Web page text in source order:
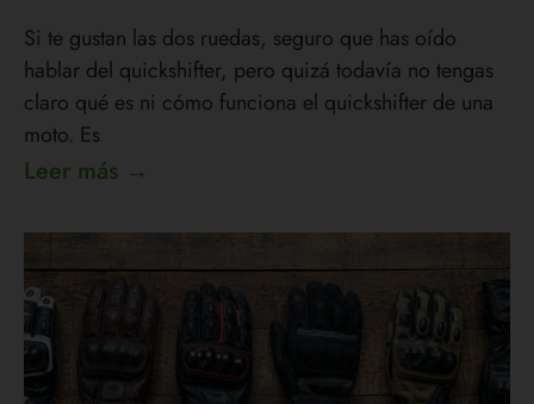
Si te gustan las dos ruedas, seguro que has oído
hablar del quickshifter, pero quizá todavía no tengas
claro qué es ni cómo funciona el quickshifter de una
moto. Es
Leer más →